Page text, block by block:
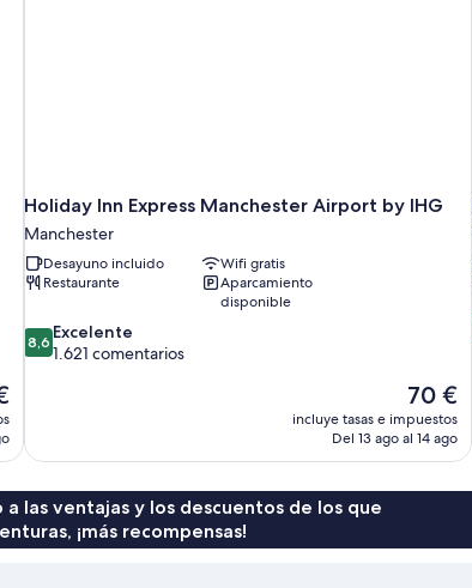
Holiday Inn Express Manchester Airport by IHG
Manchester
Desayuno incluido
Wifi gratis
Restaurante
Aparcamiento
disponible
8.6
sobre
8,6 Excelente
1.621 comentarios
El
precio
actual
70 €
70 €
incluye tasas e impuestos
Del 13 ago al 14 ago
las ventajas y los descuentos de los que
¡más recompensas!